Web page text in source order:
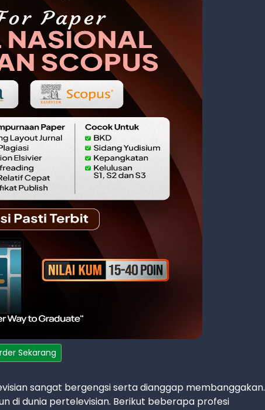
Sekarang
sangat bergengsi serta dianggap membanggakan.
di dunia pertelevisian. Berikut beberapa profesi